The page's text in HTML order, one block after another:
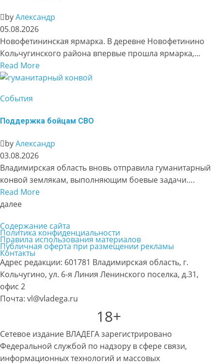
byАлександр
05.08.2026
Новофетининская ярмарка. В деревне Новофетинино
Кольчугинского района впервые прошла ярмарка,…
Read More
События
Поддержка бойцам СВО
byАлександр
03.08.2026
Владимирская область вновь отправила гуманитарный
конвой землякам, выполняющим боевые задачи….
Read More
далее
Содержание сайта
Политика конфиденциальности
Правила использования материалов
Публичная оферта при размещении рекламы
Контакты
Адрес редакции: 601781 Владимирская область, г.
Кольчугино, ул. 6-я Линия Ленинского поселка, д.31,
офис 2
Почта: vl@vladega.ru
18+
Сетевое издание ВЛАДЕГА зарегистрировано
Федеральной службой по надзору в сфере связи,
информационных технологий и массовых